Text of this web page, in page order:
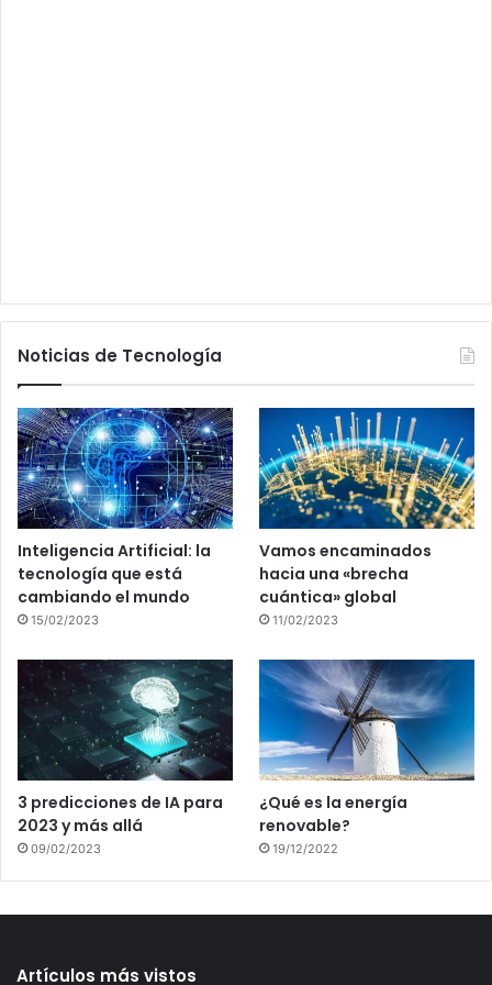
Noticias de Tecnología
Inteligencia Artificial: la
tecnología que está
cambiando el mundo
15/02/2023
Vamos encaminados
hacia una «brecha
cuántica» global
11/02/2023
3 predicciones de IA para
2023 y más allá
09/02/2023
¿Qué es la energía
renovable?
19/12/2022
Artículos más vistos